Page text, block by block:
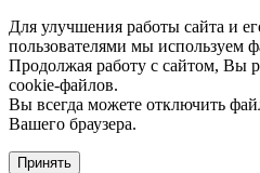
Для улучшения работы сайта и
пользователями мы используем
Продолжая работу с сайтом, Вы
cookie-файлов.
Вы всегда можете отключить
Вашего браузера.
Принять